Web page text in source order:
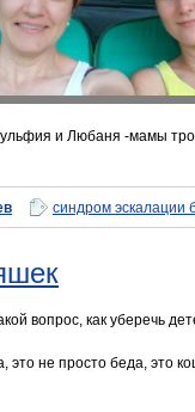
и Любаня -мамы
синдром эскалации
вопрос, как уберечь
не просто беда, это